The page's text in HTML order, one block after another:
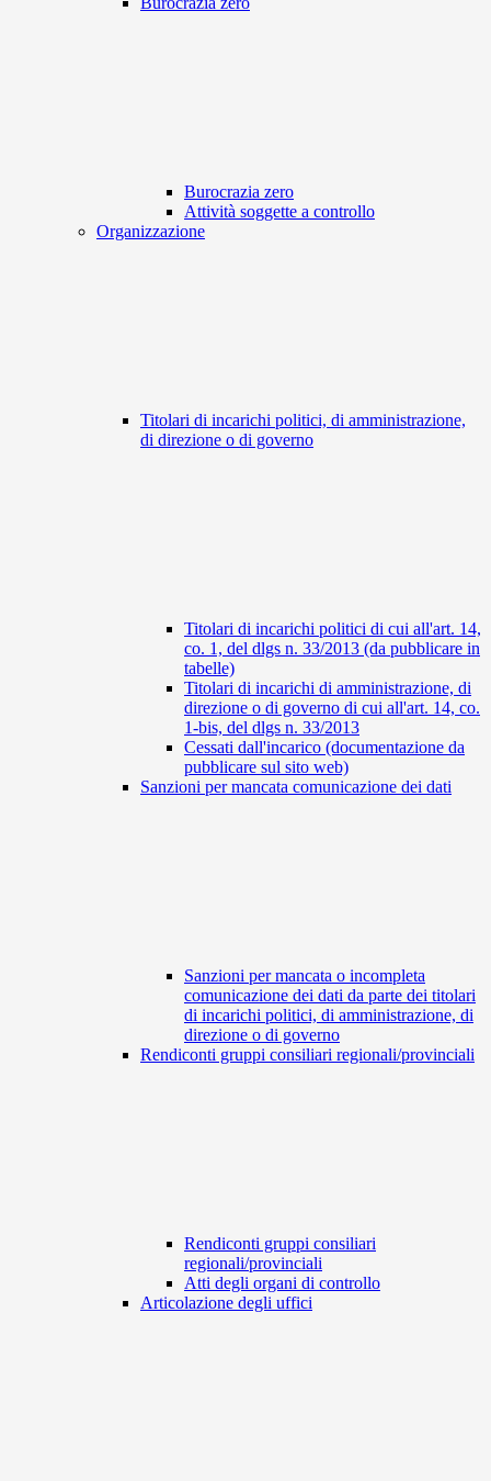
Burocrazia zero
Attività soggette a controllo
Organizzazione
Titolari di incarichi politici, di amministrazione,
di direzione o di governo
Titolari di incarichi politici di cui all'art. 14,
co. 1, del dlgs n. 33/2013 (da pubblicare in
tabelle)
Titolari di incarichi di amministrazione, di
direzione o di governo di cui all'art. 14, co.
1-bis, del dlgs n. 33/2013
Cessati dall'incarico (documentazione da
pubblicare sul sito web)
Sanzioni per mancata comunicazione dei dati
Sanzioni per mancata o incompleta
comunicazione dei dati da parte dei titolari
di incarichi politici, di amministrazione, di
direzione o di governo
Rendiconti gruppi consiliari regionali/provinciali
Rendiconti gruppi consiliari
regionali/provinciali
Atti degli organi di controllo
Articolazione degli uffici